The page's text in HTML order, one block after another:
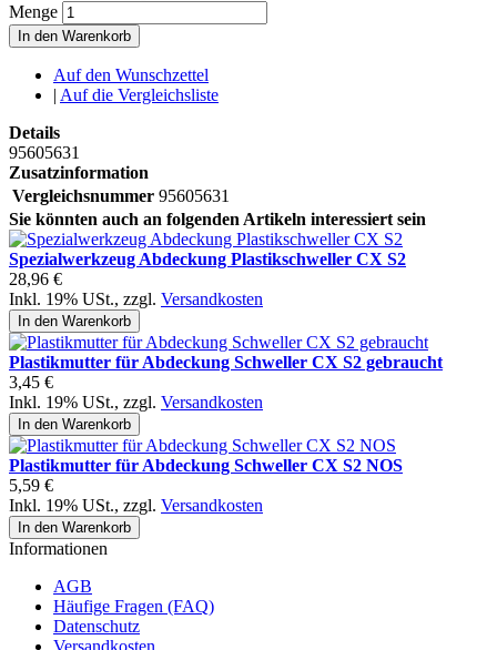
Menge
In den Warenkorb
Auf den Wunschzettel
| Auf die Vergleichsliste
Details
95605631
Zusatzinformation
Vergleichsnummer 95605631
Sie könnten auch an folgenden Artikeln interessiert sein
Spezialwerkzeug Abdeckung Plastikschweller CX S2
28,96 €
Inkl. 19% USt., zzgl. Versandkosten
In den Warenkorb
Plastikmutter für Abdeckung Schweller CX S2 gebraucht
3,45 €
Inkl. 19% USt., zzgl. Versandkosten
In den Warenkorb
Plastikmutter für Abdeckung Schweller CX S2 NOS
5,59 €
Inkl. 19% USt., zzgl. Versandkosten
In den Warenkorb
Informationen
AGB
Häufige Fragen (FAQ)
Datenschutz